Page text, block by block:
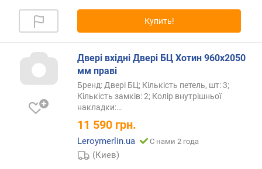
Купить!
Двері вхідні Двері БЦ Хотин 960х2050
мм праві
Бренд: Двері БЦ; Кількість петель, шт: 3;
Кількість замків: 2; Колір внутрішньої
накладки:…
11 590 грн.
Leroymerlin.ua С нами 2 года
(Киев)